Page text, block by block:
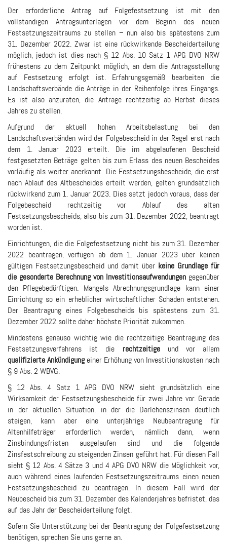
Der erforderliche Antrag auf Folgefestsetzung ist mit den
vollständigen Antragsunterlagen vor dem Beginn des neuen
Festsetzungszeitraums zu stellen – nun also bis spätestens zum
31. Dezember 2022. Zwar ist eine rückwirkende Bescheiderteilung
möglich, jedoch ist dies nach § 12 Abs. 10 Satz 1 APG DVO NRW
frühestens zu dem Zeitpunkt möglich, an dem die Antragsstellung
auf Festsetzung erfolgt ist. Erfahrungsgemäß bearbeiten die
Landschaftsverbände die Anträge in der Reihenfolge ihres Eingangs.
Es ist also anzuraten, die Anträge rechtzeitig ab Herbst dieses
Jahres zu stellen.
Aufgrund der aktuell hohen Arbeitsbelastung bei den
Landschaftsverbänden wird der Folgebescheid in der Regel erst nach
dem 1. Januar 2023 erteilt. Die im abgelaufenen Bescheid
festgesetzten Beträge gelten bis zum Erlass des neuen Bescheides
vorläufig als weiter anerkannt. Die Festsetzungsbescheide, die erst
nach Ablauf des Altbescheides erteilt werden, gelten grundsätzlich
rückwirkend zum 1. Januar 2023. Dies setzt jedoch voraus, dass der
Folgebescheid rechtzeitig vor Ablauf des alten
Festsetzungsbescheids, also bis zum 31. Dezember 2022, beantragt
worden ist.
Einrichtungen, die die Folgefestsetzung nicht bis zum 31. Dezember
2022 beantragen, verfügen ab dem 1. Januar 2023 über keinen
gültigen Festsetzungsbescheid und damit über keine Grundlage für
die gesonderte Berechnung von Investitionsaufwendungen gegenüber
den Pflegebedürftigen. Mangels Abrechnungsgrundlage kann einer
Einrichtung so ein erheblicher wirtschaftlicher Schaden entstehen.
Der Beantragung eines Folgebescheids bis spätestens zum 31.
Dezember 2022 sollte daher höchste Priorität zukommen.
Mindestens genauso wichtig wie die rechtzeitige Beantragung des
Festsetzungsverfahrens ist die rechtzeitige und vor allem
qualifizierte Ankündigungeiner Erhöhung von Investitionskosten nach
§ 9 Abs. 2 WBVG.
§ 12 Abs. 4 Satz 1 APG DVO NRW sieht grundsätzlich eine
Wirksamkeit der Festsetzungsbescheide für zwei Jahre vor. Gerade
in der aktuellen Situation, in der die Darlehenszinsen deutlich
steigen, kann aber eine unterjährige Neubeantragung für
Altenhilfeträger erforderlich werden, nämlich dann, wenn
Zinsbindungsfristen ausgelaufen sind und die folgende
Zinsfestschreibung zu steigenden Zinsen geführt hat. Für diesen Fall
sieht § 12 Abs. 4 Sätze 3 und 4 APG DVO NRW die Möglichkeit vor,
auch während eines laufenden Festsetzungszeitraums einen neuen
Festsetzungsbescheid zu beantragen. In diesem Fall wird der
Neubescheid bis zum 31. Dezember des Kalenderjahres befristet, das
auf das Jahr der Bescheiderteilung folgt.
Sofern Sie Unterstützung bei der Beantragung der Folgefestsetzung
benötigen, sprechen Sie uns gerne an.